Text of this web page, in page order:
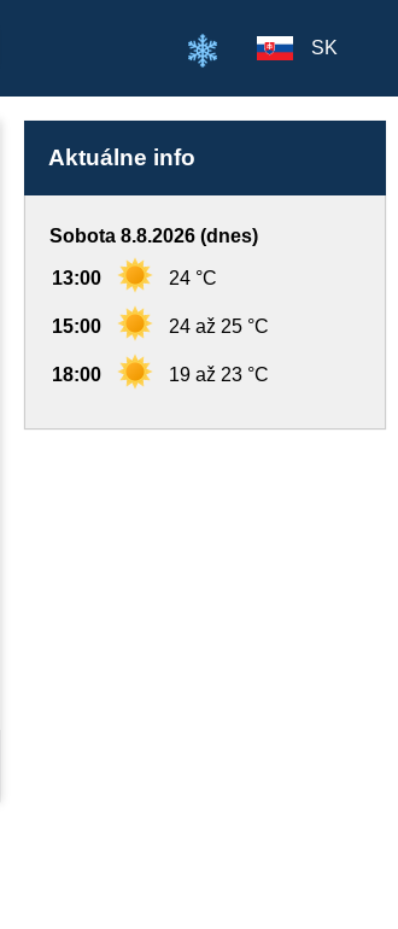
SK
Aktuálne info
Sobota 8.8.2026 (dnes)
13:00 24 °C
15:00 24 až 25 °C
18:00 19 až 23 °C